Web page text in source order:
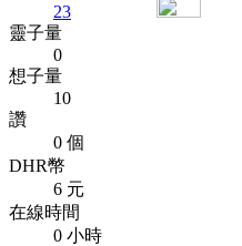
23
靈子量
0
想子量
10
讚
0 個
DHR幣
6 元
在線時間
0 小時